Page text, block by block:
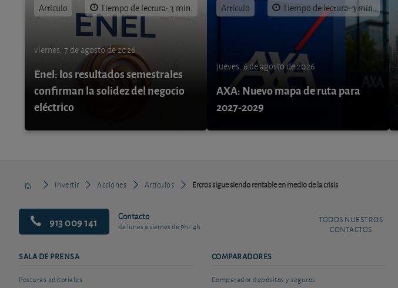
Artículo Tiempo de lectura: 3 min.
viernes, 7 de agosto de 2026
Enel: los resultados semestrales
confirman la solidez del negocio
eléctrico
Artículo Tiempo de lectura: 3 min.
jueves, 6 de agosto de 2026
AXA: Nuevo mapa de ruta para
2027-2029
Invertir Acciones Artículos Ercros sigue siendo rentable en medio de la crisis
913 009 141 Contacto
de lunes a viernes de 9h-14h
TODOS NUESTROS
CONTACTOS
SALA DE PRENSA
Posturas editoriales
COMPARADORES
Comparador depósitos y seguros